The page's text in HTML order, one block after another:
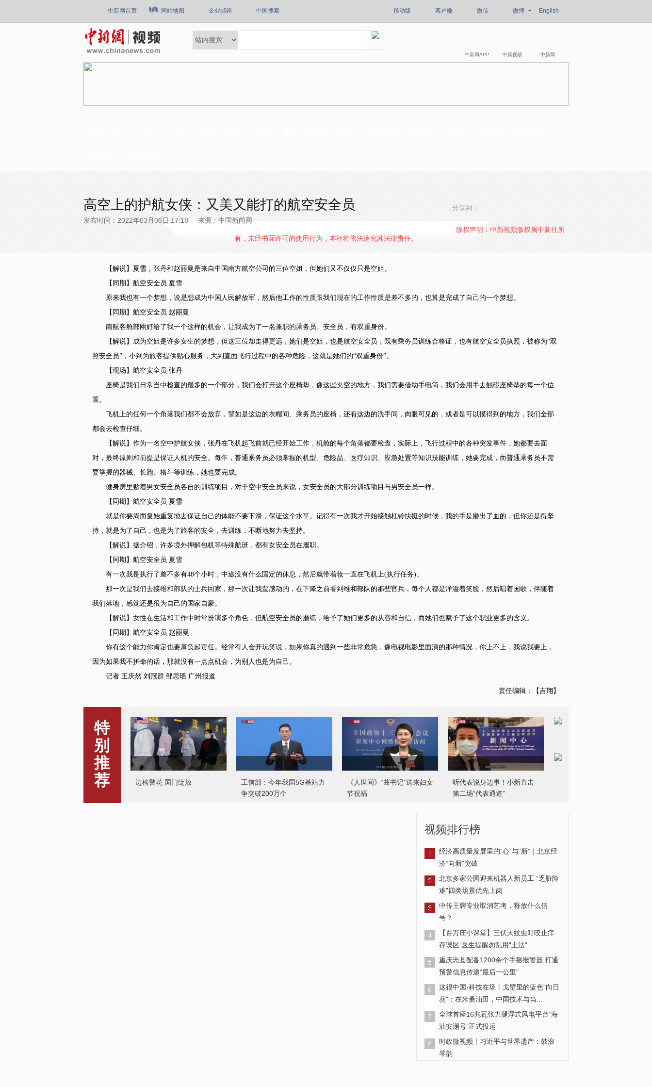
中新网首页 网站地图 企业邮箱 中国搜索 移动版 客户端 微信 微博 English
中新网APP 中新视频 中新网
高空上的护航女侠：又美又能打的航空安全员
发布时间：2022年03月08日 17:18 来源：中国新闻网
分享到：
版权声明：中新视频版权属中新社所
有，未经书面许可的使用行为，本社将依法追究其法律责任。
【解说】夏雪，张丹和赵丽曼是来自中国南方航空公司的三位空姐，但她们又不仅仅只是空姐。
【同期】航空安全员 夏雪
原来我也有一个梦想，说是想成为中国人民解放军，然后他工作的性质跟我们现在的工作性质是差不多的，也算是完成了自己的一个梦想。
【同期】航空安全员 赵丽曼
南航客舱部刚好给了我一个这样的机会，让我成为了一名兼职的乘务员、安全员，有双重身份。
【解说】成为空姐是许多女生的梦想，但这三位却走得更远，她们是空姐，也是航空安全员，既有乘务员训练合格证，也有航空安全员执照，被称为“双
照安全员”，小到为旅客提供贴心服务，大到直面飞行过程中的各种危险，这就是她们的“双重身份”。
【现场】航空安全员 张丹
座椅是我们日常当中检查的最多的一个部分，我们会打开这个座椅垫，像这些夹空的地方，我们需要借助手电筒，我们会用手去触碰座椅垫的每一个位
置。
飞机上的任何一个角落我们都不会放弃，譬如是这边的衣帽间、乘务员的座椅，还有这边的洗手间，肉眼可见的，或者是可以摸得到的地方，我们全部
都会去检查仔细。
【解说】作为一名空中护航女侠，张丹在飞机起飞前就已经开始工作，机舱的每个角落都要检查，实际上，飞行过程中的各种突发事件，她都要去面
对，最终原则和前提是保证人机的安全。每年，普通乘务员必须掌握的机型、危险品、医疗知识、应急处置等知识技能训练，她要完成，而普通乘务员不需
要掌握的器械、长跑、格斗等训练，她也要完成。
健身房里贴着男女安全员各自的训练项目，对于空中安全员来说，女安全员的大部分训练项目与男安全员一样。
【同期】航空安全员 夏雪
就是你要周而复始重复地去保证自己的体能不要下滑，保证这个水平。记得有一次我才开始接触杠铃快挺的时候，我的手是磨出了血的，但你还是得坚
持，就是为了自己，也是为了旅客的安全，去训练，不断地努力去坚持。
【解说】据介绍，许多境外押解包机等特殊航班，都有女安全员在履职。
【同期】航空安全员 夏雪
有一次我是执行了差不多有48个小时，中途没有什么固定的休息，然后就带着妆一直在飞机上(执行任务)。
那一次是我们去接维和部队的士兵回家，那一次让我蛮感动的，在下降之前看到维和部队的那些官兵，每个人都是洋溢着笑脸，然后唱着国歌，伴随着
我们落地，感觉还是很为自己的国家自豪。
【解说】女性在生活和工作中时常扮演多个角色，但航空安全员的磨练，给予了她们更多的从容和自信，而她们也赋予了这个职业更多的含义。
【同期】航空安全员 赵丽曼
你有这个能力你肯定也要肩负起责任。经常有人会开玩笑说，如果你真的遇到一些非常危急，像电视电影里面演的那种情况，你上不上，我说我要上，
因为如果我不拼命的话，那就没有一点点机会，为别人也是为自己。
记者 王庆然 刘冠群 邹思瑶 广州报道
责任编辑：【吉翔】
特
别
推
荐
边检警花 国门绽放
工信部：今年我国5G基站力
争突破200万个
《人世间》“曲书记”送来妇女
节祝福
听代表说身边事！小新直击
第二场“代表通道”
孙宝林委员：从版权出发引
解码中华文化基因：琴棋书
视频排行榜
经济高质量发展里的“心”与“新”｜北京经
济“向新”突破
北京多家公园迎来机器人新员工 “乏脏险
难”四类场景优先上岗
中传王牌专业取消艺考，释放什么信
号？
【百万庄小课堂】三伏天蚊虫叮咬止痒
存误区 医生提醒勿乱用“土法”
重庆忠县配备1200余个手摇报警器 打通
预警信息传递“最后一公里”
这很中国·科技在场丨戈壁里的蓝色“向日
葵”：在米桑油田，中国技术与当...
全球首座16兆瓦张力腿浮式风电平台“海
油安澜号”正式投运
时政微视频丨习近平与世界遗产：鼓浪
琴韵